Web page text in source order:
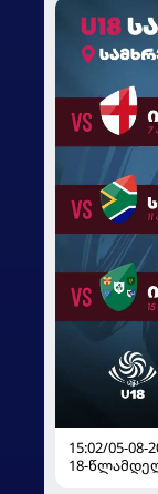
15:02/05-08-
18-